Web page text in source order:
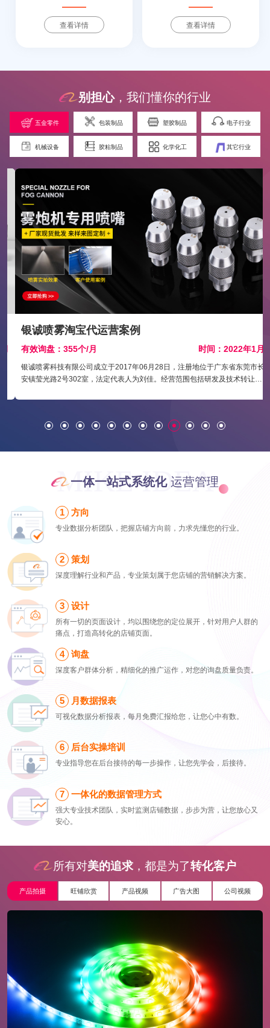
查看详情 查看详情
别担心，我们懂你的行业
五金零件 包装制品 塑胶制品 电子行业
机械设备 胶粘制品 化学化工 其它行业
银诚喷雾淘宝代运营案例
有效询盘：355个/月 时间：2022年1月
银诚喷雾科技有限公司成立于2017年06月28日，注册地位于广东省东莞市长
安镇莹光路2号302室，法定代表人为刘佳。经营范围包括研发及技术转让、
MIKE IDEA
一体一站式系统化运营管理
方向
专业数据分析团队，把握店铺方向前，力求先懂您的行业。
策划
深度理解行业和产品，专业策划属于您店铺的营销解决方案。
设计
所有一切的页面设计，均以围绕您的定位展开，针对用户人群的
痛点，打造高转化的店铺页面。
询盘
深度客户群体分析，精细化的推广运作，对您的询盘质量负责。
月数据报表
可视化数据分析报表，每月免费汇报给您，让您心中有数。
后台实操培训
专业指导您在后台接待的每一步操作，让您先学会，后接待。
一体化的数据管理方式
强大专业技术团队，实时监测店铺数据，步步为营，让您放心又
安心。
所有对美的追求 ，都是为了转化客户
产品拍摄 旺铺欣赏 产品视频 广告大图 公司视频